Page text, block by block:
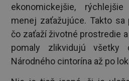
ekonomickejšie,
menej zaťažujúce. Takto
čo zaťaží životné prostredie
pomaly zlikvidujú
Národného cintorína až po